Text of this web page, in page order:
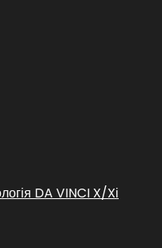
DA VINCI X/Xі